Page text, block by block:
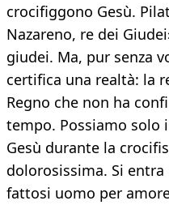
crocifiggono Gesù.
Nazareno, re dei
giudei. Ma, pur senza
certifica una realtà: la
Regno che non ha
tempo. Possiamo solo
Gesù durante la
dolorosissima. Si
fattosi uomo per